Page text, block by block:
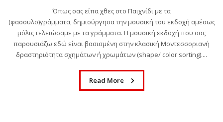
Όπως σας είπα χθες στο Παιχνίδι με τα
(φασουλο)γράμματα, δημιούργησα την μουσική του εκδοχή αμέσως
μόλις τελειώσαμε με τα γράμματα. Η μουσική εκδοχή που σας
παρουσιάζω εδώ είναι βασισμένη στην κλασική Μοντεσσοριανή
δραστηριότητα σχημάτων ή χρωμάτων (shape/ color sorting)....
Read More